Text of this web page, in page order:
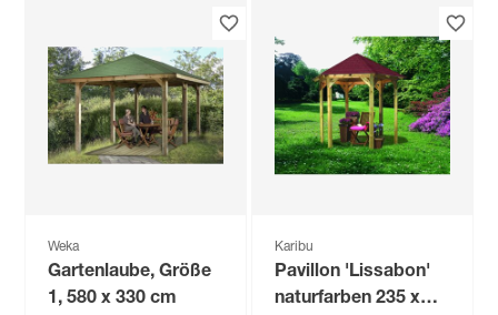
Weka
Gartenlaube, Größe
1, 580 x 330 cm
Karibu
Pavillon 'Lissabon'
naturfarben 235 x